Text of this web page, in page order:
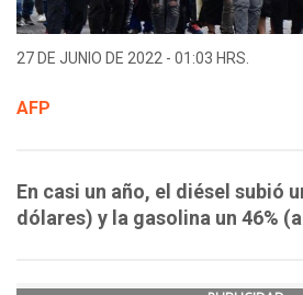
27 DE JUNIO DE 2022 - 01:03 HRS.
AFP
En casi un año, el diésel subió
dólares) y la gasolina un 46%